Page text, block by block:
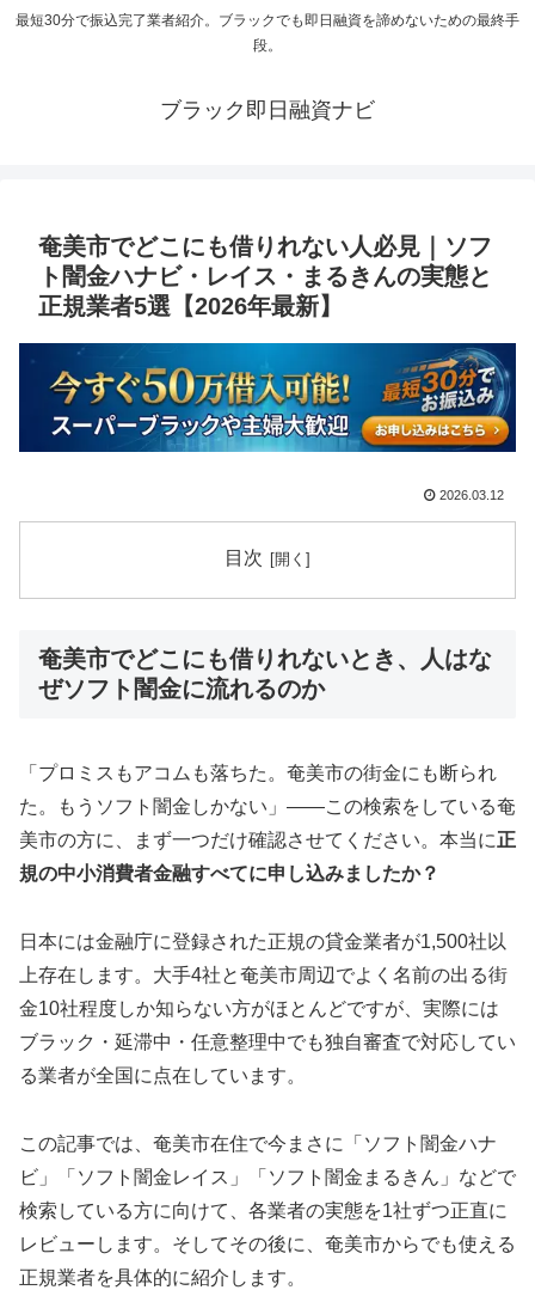
最短30分で振込完了業者紹介。ブラックでも即日融資を諦めないための最終手
段。
ブラック即日融資ナビ
奄美市でどこにも借りれない人必見｜ソフ
ト闇金ハナビ・レイス・まるきんの実態と
正規業者5選【2026年最新】
2026.03.12
目次
奄美市でどこにも借りれないとき、人はな
ぜソフト闇金に流れるのか
「プロミスもアコムも落ちた。奄美市の街金にも断られ
た。もうソフト闇金しかない」——この検索をしている奄
美市の方に、まず一つだけ確認させてください。本当に正
規の中小消費者金融すべてに申し込みましたか？
日本には金融庁に登録された正規の貸金業者が1,500社以
上存在します。大手4社と奄美市周辺でよく名前の出る街
金10社程度しか知らない方がほとんどですが、実際には
ブラック・延滞中・任意整理中でも独自審査で対応してい
る業者が全国に点在しています。
この記事では、奄美市在住で今まさに「ソフト闇金ハナ
ビ」「ソフト闇金レイス」「ソフト闇金まるきん」などで
検索している方に向けて、各業者の実態を1社ずつ正直に
レビューします。そしてその後に、奄美市からでも使える
正規業者を具体的に紹介します。